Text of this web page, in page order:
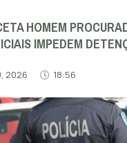
HOMEM
IMPEDEM
2026 18:56